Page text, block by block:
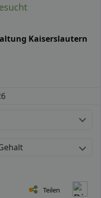
Kaiserslautern
Teilen